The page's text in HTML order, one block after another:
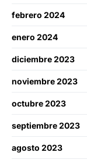
febrero 2024
enero 2024
diciembre 2023
noviembre 2023
octubre 2023
septiembre 2023
agosto 2023